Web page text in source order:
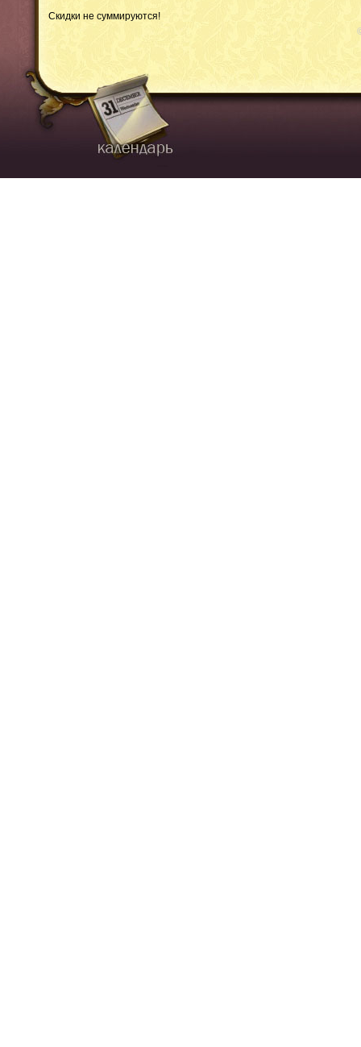
Скидки не суммируются!